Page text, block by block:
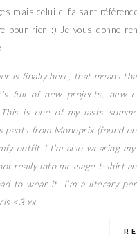
mais celui-ci faisant
pour rien :) Je vous donne
is finally here, that means
full of new projects, new
is one of my lasts
pants from Monoprix (found
outfit ! I’m also wearing
really into message t-shirt
to wear it. I’m a literary
<3 xx